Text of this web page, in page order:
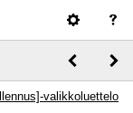
valikkoluettelo